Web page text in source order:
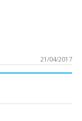
21/04/2017